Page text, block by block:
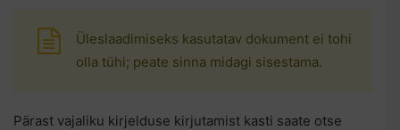
Üleslaadimiseks kasutatav dokument ei tohi
olla tühi; peate sinna midagi sisestama.
Pärast vajaliku kirjelduse kirjutamist kasti saate otse